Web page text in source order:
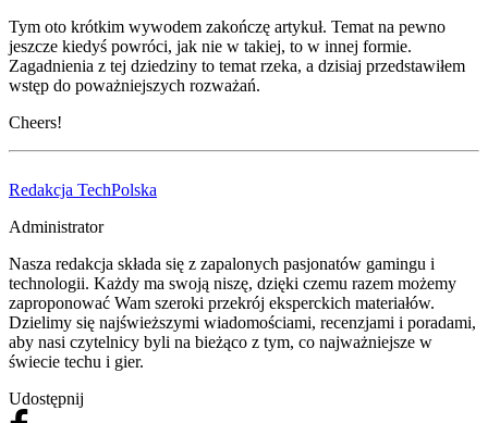
Tym oto krótkim wywodem zakończę artykuł. Temat na pewno
jeszcze kiedyś powróci, jak nie w takiej, to w innej formie.
Zagadnienia z tej dziedziny to temat rzeka, a dzisiaj przedstawiłem
wstęp do poważniejszych rozważań.
Cheers!
Redakcja TechPolska
Administrator
Nasza redakcja składa się z zapalonych pasjonatów gamingu i
technologii. Każdy ma swoją niszę, dzięki czemu razem możemy
zaproponować Wam szeroki przekrój eksperckich materiałów.
Dzielimy się najświeższymi wiadomościami, recenzjami i poradami,
aby nasi czytelnicy byli na bieżąco z tym, co najważniejsze w
świecie techu i gier.
Udostępnij